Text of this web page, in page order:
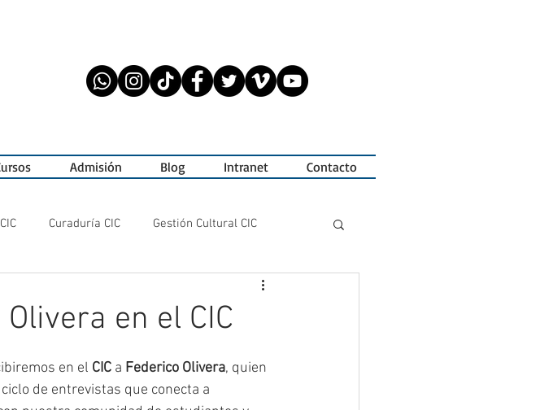
Admisión Blog Intranet Contacto
Curaduría CIC Gestión Cultural CIC
Tesis de Actuación
en el CIC
en el CIC a Federico Olivera, quien
ciclo de entrevistas que conecta a